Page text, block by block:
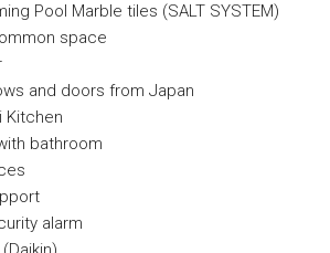
Pool Marble tiles (SALT SYSTEM)
space
and doors from Japan
Kitchen
bathroom
alarm